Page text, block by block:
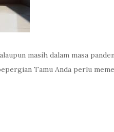
masih dalam masa
Tamu Anda perlu